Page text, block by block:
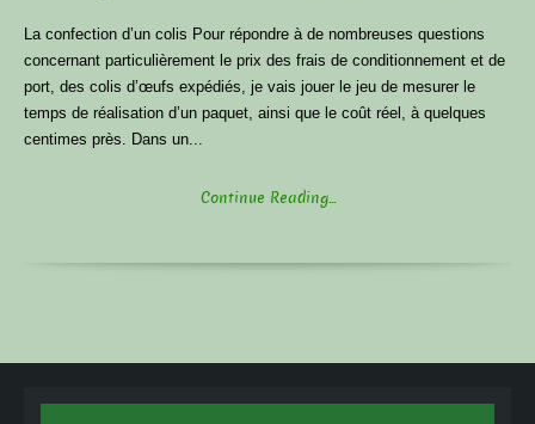
La confection d’un colis Pour répondre à de nombreuses questions
concernant particulièrement le prix des frais de conditionnement et de
port, des colis d’œufs expédiés, je vais jouer le jeu de mesurer le
temps de réalisation d’un paquet, ainsi que le coût réel, à quelques
centimes près. Dans un...
Continue Reading...